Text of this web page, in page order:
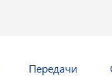
Передачи